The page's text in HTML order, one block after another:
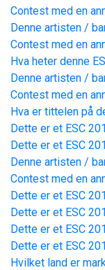
Contest med en
Denne artisten /
Contest med en
Hva heter denne
Denne artisten /
Contest med en
Hva er tittelen på
Dette er et ESC
Dette er et ESC
Denne artisten /
Contest med en
Dette er et ESC
Dette er et ESC
Dette er et ESC
Dette er et ESC
Hvilket land er